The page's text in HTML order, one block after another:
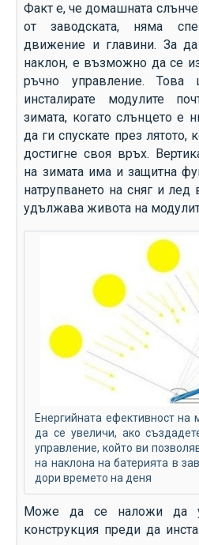
Факт е, че домашната
от заводската, няма
движение и главини. За
наклон, е възможно да се
ръчно управление.
инсталирате модулите
зимата, когато слънцето е
да ги спускате през лятото,
достигне своя връх.
на зимата има и защитна
натрупването на сняг и лед
удължава живота на
Енергийната ефективност
да се увеличи, ако
управление, който ви
на наклона на батерията в
дори времето на деня
Може да се наложи да
конструкция преди да